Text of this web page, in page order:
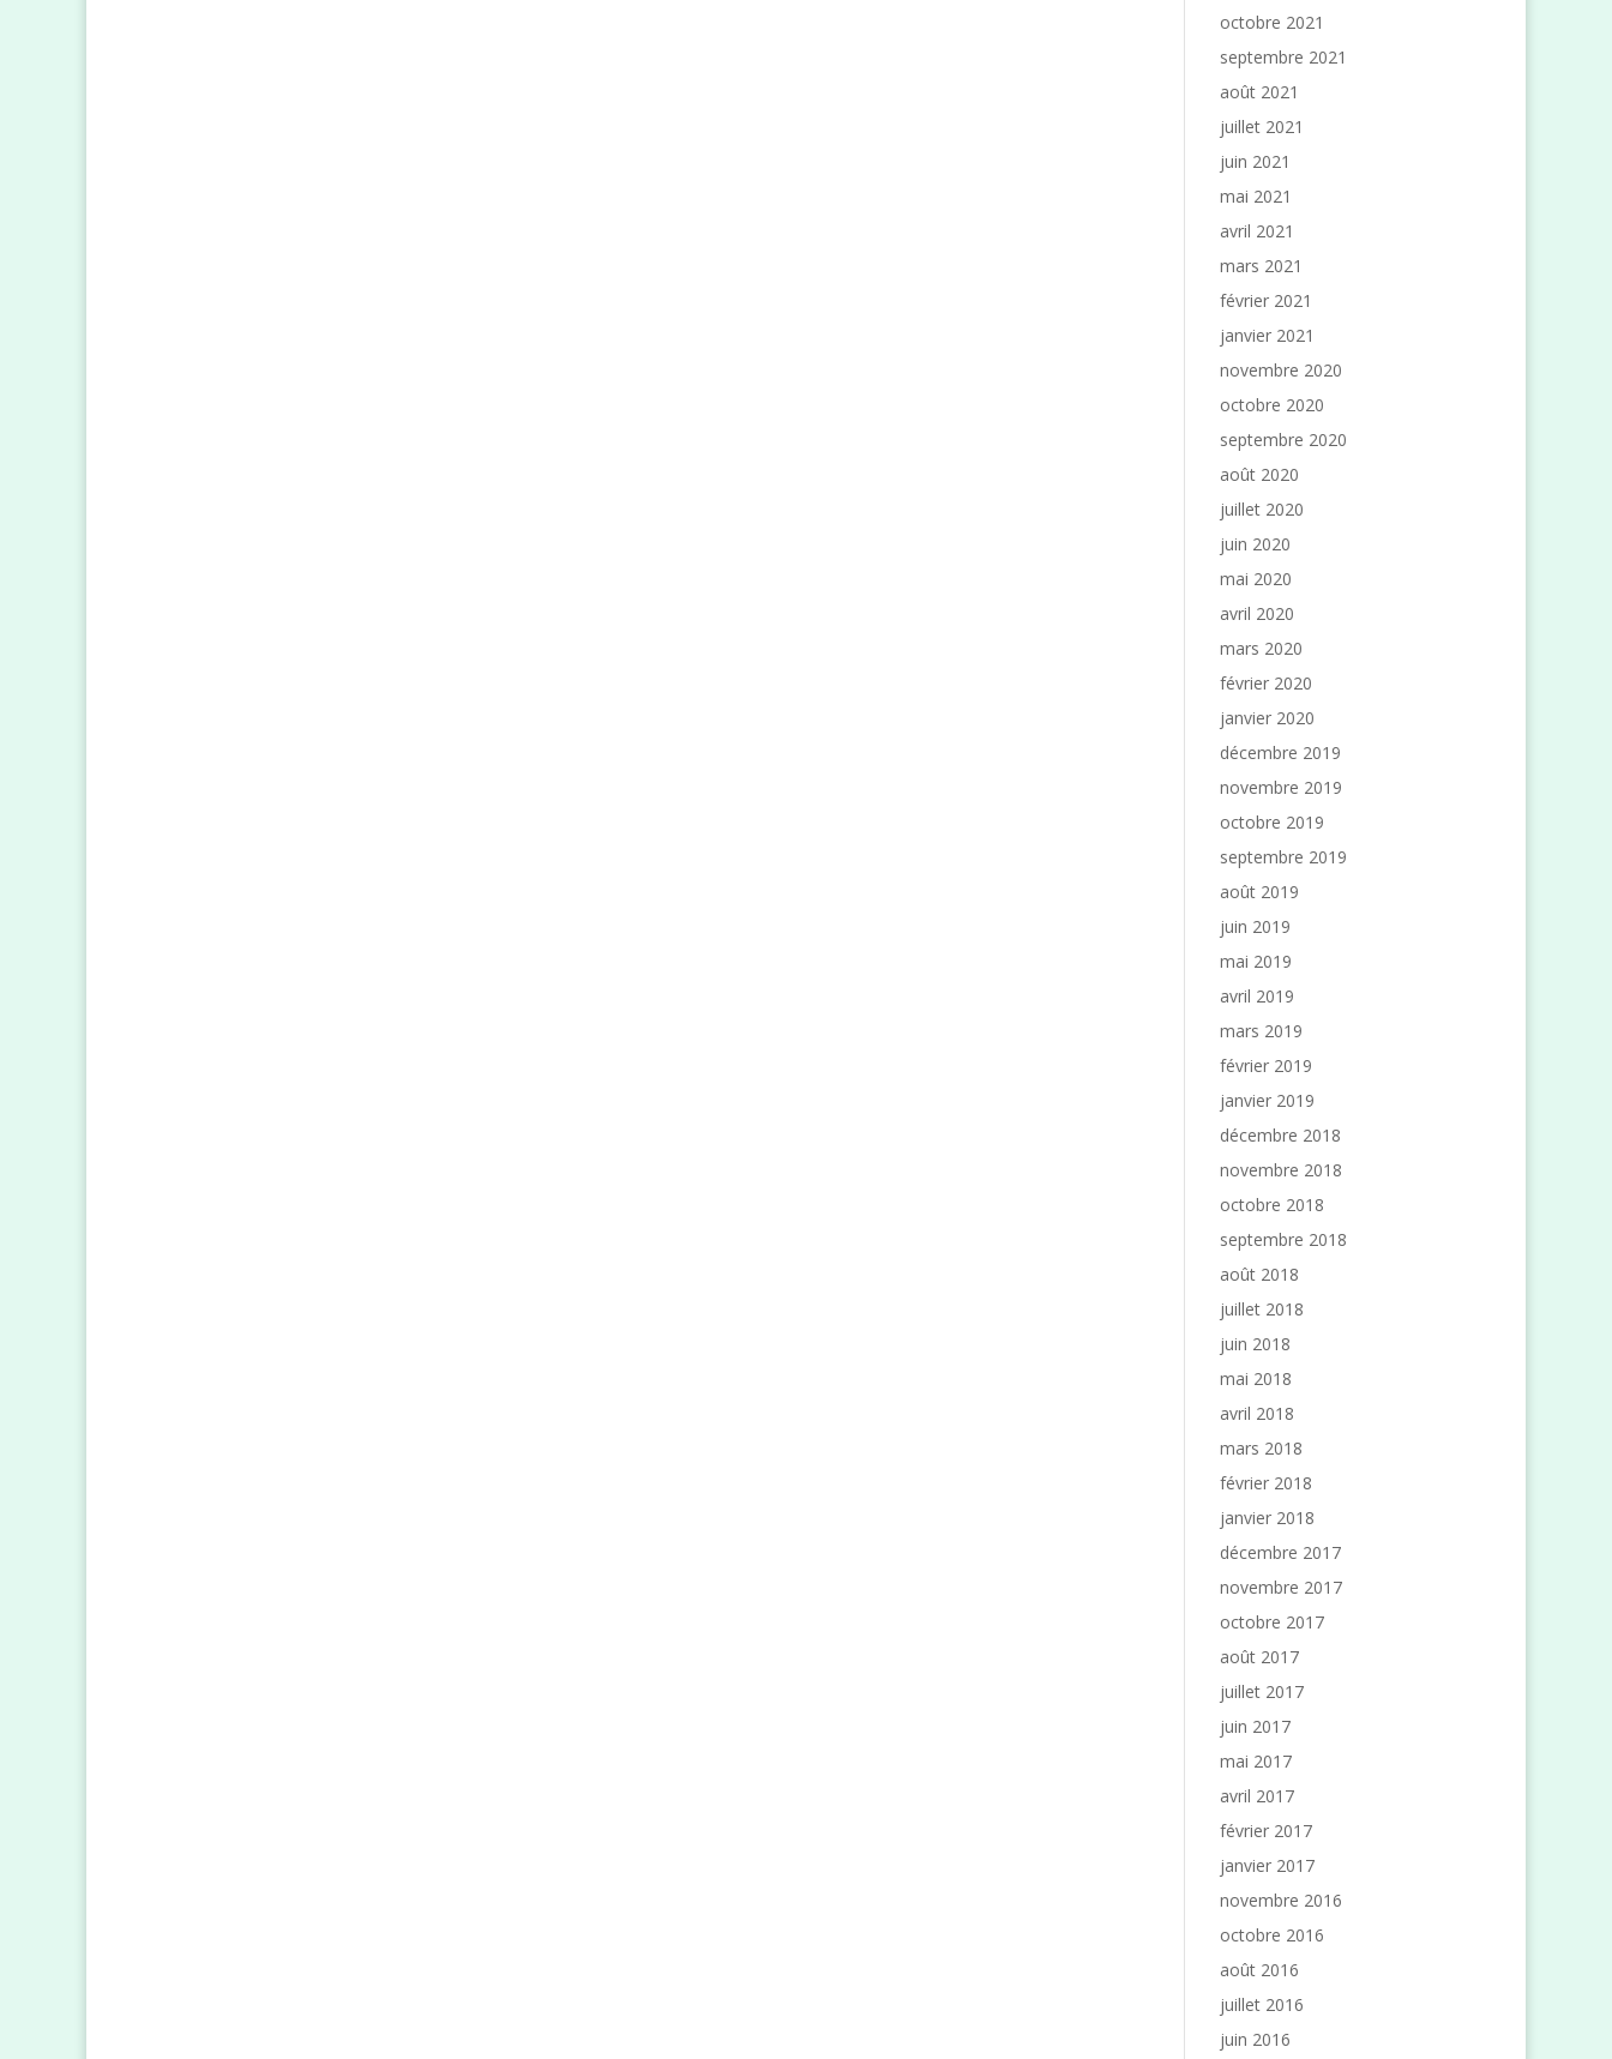
octobre 2021
septembre 2021
août 2021
juillet 2021
juin 2021
mai 2021
avril 2021
mars 2021
février 2021
janvier 2021
novembre 2020
octobre 2020
septembre 2020
août 2020
juillet 2020
juin 2020
mai 2020
avril 2020
mars 2020
février 2020
janvier 2020
décembre 2019
novembre 2019
octobre 2019
septembre 2019
août 2019
juin 2019
mai 2019
avril 2019
mars 2019
février 2019
janvier 2019
décembre 2018
novembre 2018
octobre 2018
septembre 2018
août 2018
juillet 2018
juin 2018
mai 2018
avril 2018
mars 2018
février 2018
janvier 2018
décembre 2017
novembre 2017
octobre 2017
août 2017
juillet 2017
juin 2017
mai 2017
avril 2017
février 2017
janvier 2017
novembre 2016
octobre 2016
août 2016
juillet 2016
juin 2016